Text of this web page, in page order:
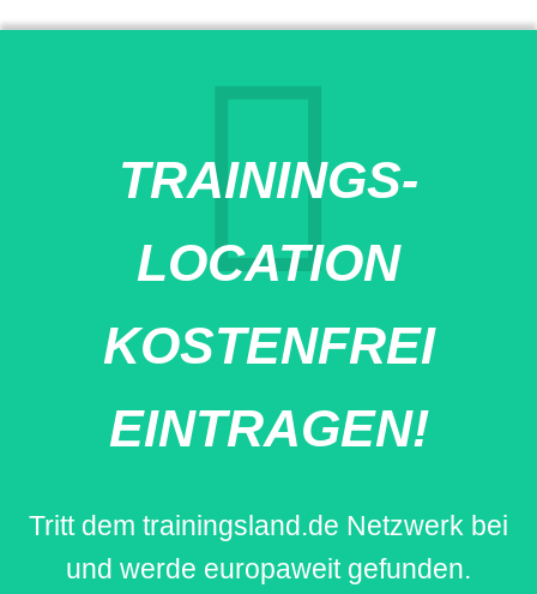
TRAININGS-
LOCATION
KOSTENFREI
EINTRAGEN!
Tritt dem trainingsland.de Netzwerk bei
und werde europaweit gefunden.